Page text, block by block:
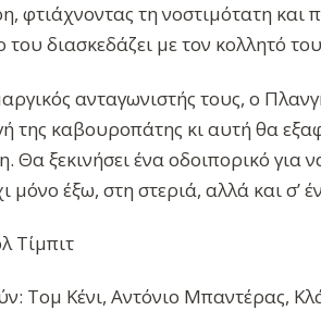
φτιάχνοντας τη νοστιμότατη και
διασκεδάζει με τον κολλητό
ανταγωνιστής τους, ο
της καβουροπάτης κι αυτή θα
Θα ξεκινήσει ένα οδοιπορικό για
μόνο έξω, στη στεριά, αλλά και σ’
Τίμπιτ
Τομ Κένι, Αντόνιο Μπαντέρας,